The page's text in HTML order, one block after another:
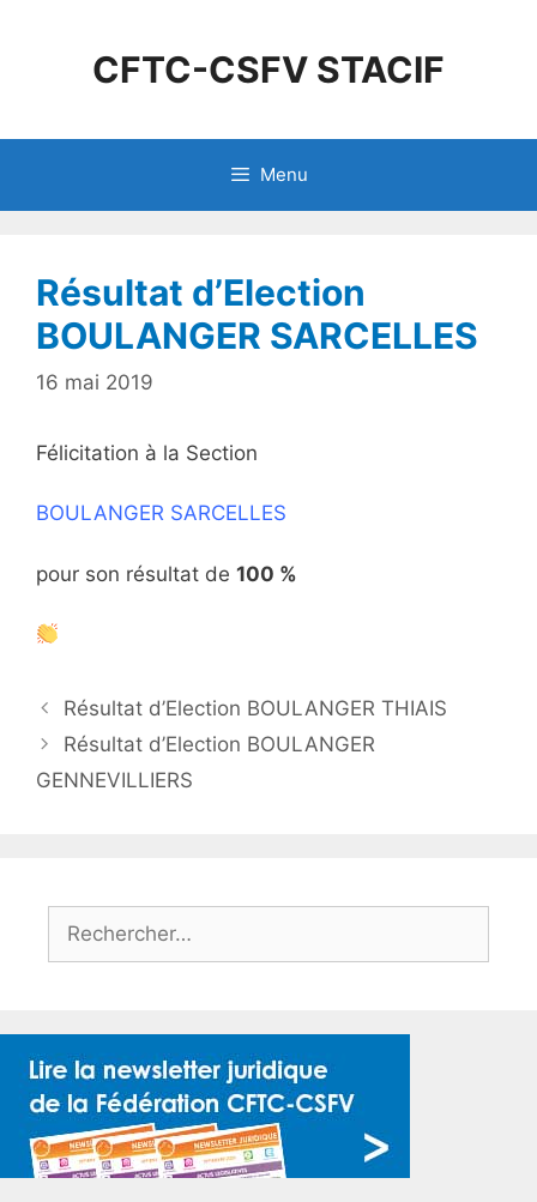
CFTC-CSFV STACIF
Menu
Résultat d’Election
BOULANGER SARCELLES
16 mai 2019
Félicitation à la Section
BOULANGER SARCELLES
pour son résultat de 100 %
Résultat d’Election BOULANGER THIAIS
Résultat d’Election BOULANGER
GENNEVILLIERS